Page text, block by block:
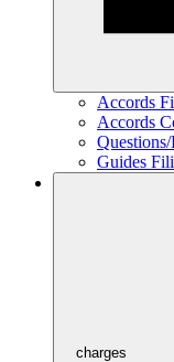
Accords
Accords
Guides
charges